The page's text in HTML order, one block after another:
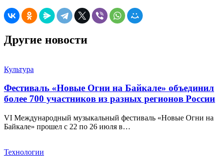
Другие новости
Культура
Фестиваль «Новые Огни на Байкале» объединил
более 700 участников из разных регионов России
VI Международный музыкальный фестиваль «Новые Огни на
Байкале» прошел с 22 по 26 июля в…
Технологии